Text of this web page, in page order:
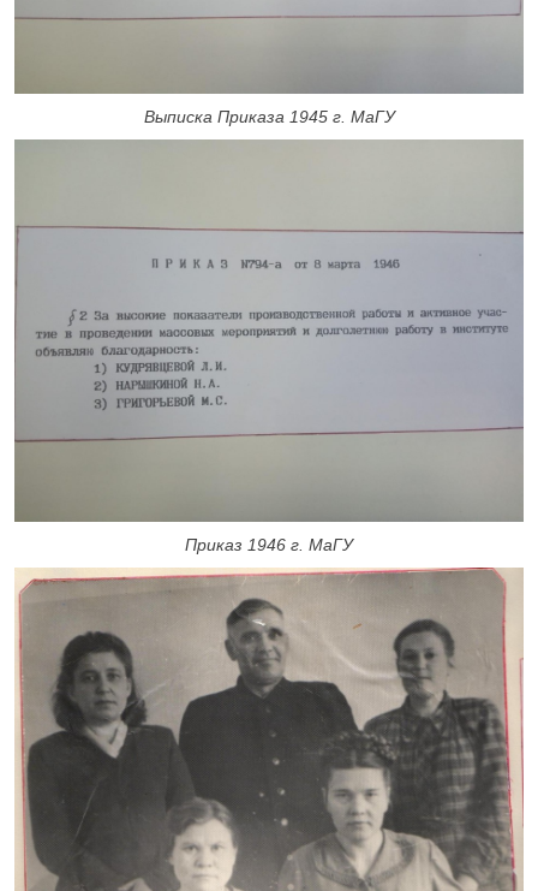
Выписка Приказа 1945 г. МаГУ
Приказ 1946 г. МаГУ